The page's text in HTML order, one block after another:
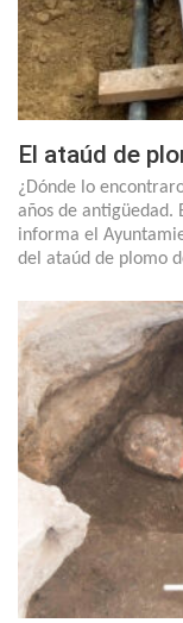
El ataúd de
¿Dónde lo
años de antigüedad.
informa el
del ataúd de plomo